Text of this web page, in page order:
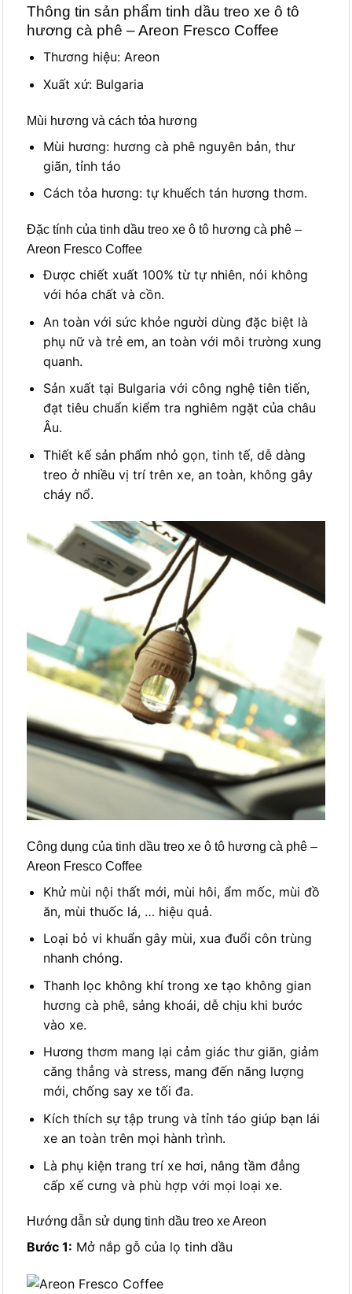
Thông tin sản phẩm tinh dầu treo xe ô tô
hương cà phê – Areon Fresco Coffee
Thương hiệu: Areon
Xuất xứ: Bulgaria
Mùi hương và cách tỏa hương
Mùi hương: hương cà phê nguyên bản, thư
giãn, tỉnh táo
Cách tỏa hương: tự khuếch tán hương thơm.
Đặc tính của tinh dầu treo xe ô tô hương cà phê –
Areon Fresco Coffee
Được chiết xuất 100% từ tự nhiên, nói không
với hóa chất và cồn.
An toàn với sức khỏe người dùng đặc biệt là
phụ nữ và trẻ em, an toàn với môi trường xung
quanh.
Sản xuất tại Bulgaria với công nghệ tiên tiến,
đạt tiêu chuẩn kiểm tra nghiêm ngặt của châu
Âu.
Thiết kế sản phẩm nhỏ gọn, tinh tế, dễ dàng
treo ở nhiều vị trí trên xe, an toàn, không gây
cháy nổ.
Công dụng của tinh dầu treo xe ô tô hương cà phê –
Areon Fresco Coffee
Khử mùi nội thất mới, mùi hôi, ẩm mốc, mùi đồ
ăn, mùi thuốc lá, … hiệu quả.
Loại bỏ vi khuẩn gây mùi, xua đuổi côn trùng
nhanh chóng.
Thanh lọc không khí trong xe tạo không gian
hương cà phê, sảng khoái, dễ chịu khi bước
vào xe.
Hương thơm mang lại cảm giác thư giãn, giảm
căng thẳng và stress, mang đến năng lượng
mới, chống say xe tối đa.
Kích thích sự tập trung và tỉnh táo giúp bạn lái
xe an toàn trên mọi hành trình.
Là phụ kiện trang trí xe hơi, nâng tầm đẳng
cấp xế cưng và phù hợp với mọi loại xe.
Hướng dẫn sử dụng tinh dầu treo xe Areon
Bước 1: Mở nắp gỗ của lọ tinh dầu